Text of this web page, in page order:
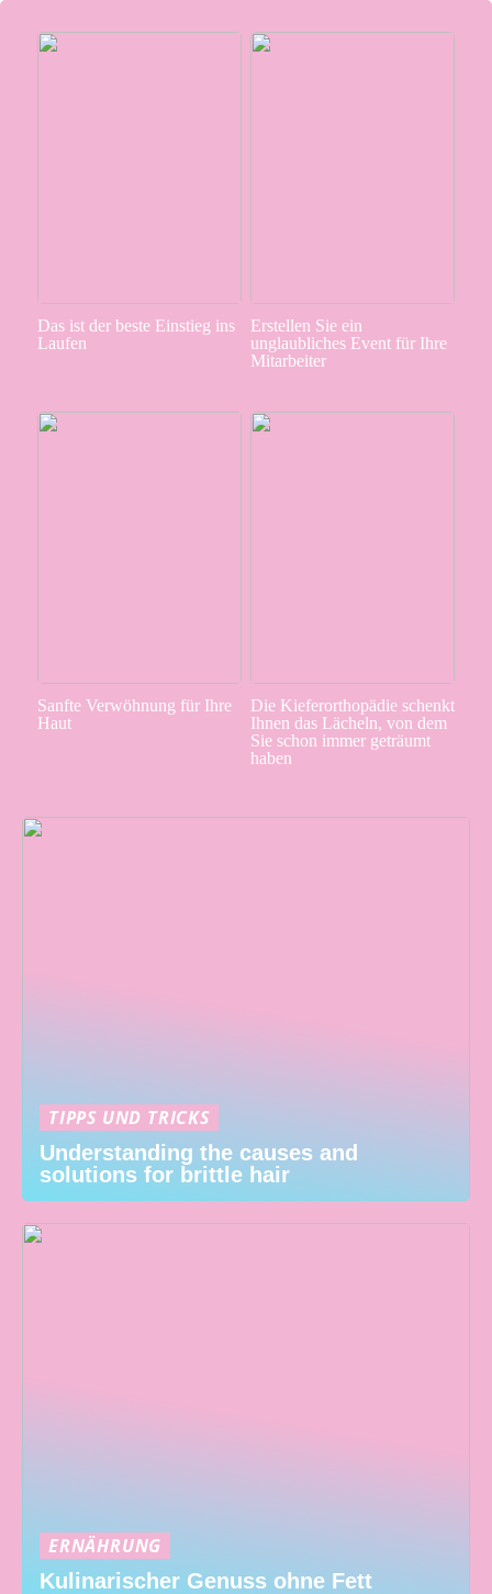
Das ist der beste Einstieg ins
Laufen
Erstellen Sie ein
unglaubliches Event für Ihre
Mitarbeiter
Sanfte Verwöhnung für Ihre
Haut
Die Kieferorthopädie schenkt
Ihnen das Lächeln, von dem
Sie schon immer geträumt
haben
TIPPS UND TRICKS
Understanding the causes and
solutions for brittle hair
ERNÄHRUNG
Kulinarischer Genuss ohne Fett